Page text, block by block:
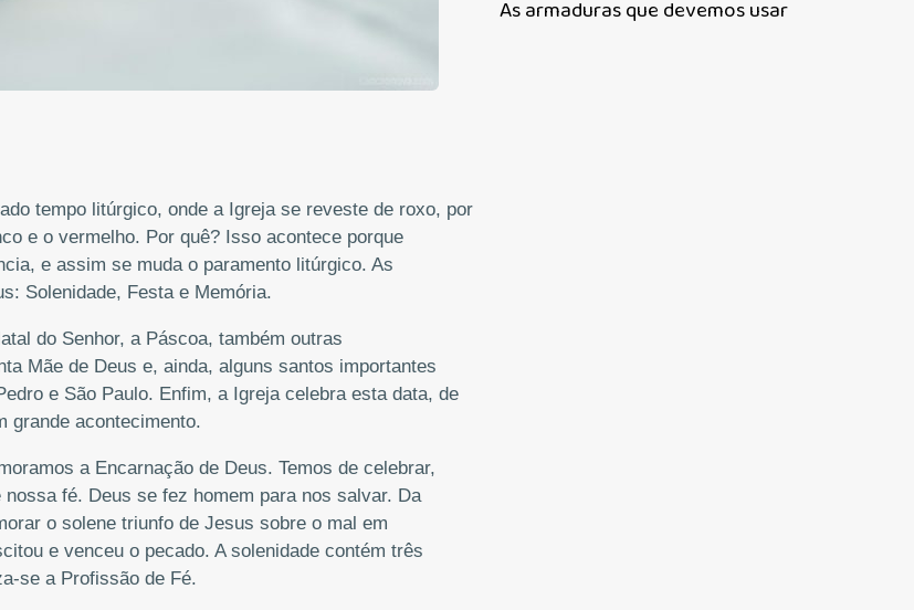
tempo litúrgico, onde a Igreja se reveste de roxo, por
e o vermelho. Por quê? Isso acontece porque
e assim se muda o paramento litúrgico. As
Solenidade, Festa e Memória.
do Senhor, a Páscoa, também outras
Mãe de Deus e, ainda, alguns santos importantes
e São Paulo. Enfim, a Igreja celebra esta data, de
grande acontecimento.
a Encarnação de Deus. Temos de celebrar,
fé. Deus se fez homem para nos salvar. Da
o solene triunfo de Jesus sobre o mal em
e venceu o pecado. A solenidade contém três
se a Profissão de Fé.
As armaduras que devemos usar contra as